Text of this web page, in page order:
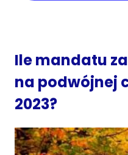
Ile mandatu
na podwójnej
2023?